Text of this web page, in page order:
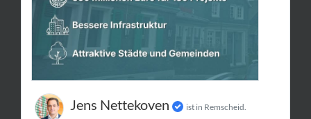
Jens Nettekoven
ist in Remscheid.